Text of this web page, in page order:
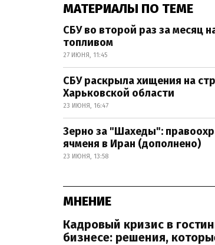
МАТЕРИАЛЫ ПО ТЕМЕ
СБУ во второй раз за месяц
топливом
27 ИЮНЯ, 11:45
СБУ раскрыла хищения на
Харьковской области
23 ИЮНЯ, 16:47
Зерно за "Шахеды":
ячменя в Иран (дополнено)
23 ИЮНЯ, 13:58
МНЕНИЕ
Кадровый кризис в
бизнесе: решения,